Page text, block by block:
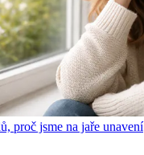
proč jsme na jaře unavení